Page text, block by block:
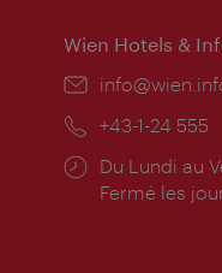
Wien Hotels &
E-
Téléphone:
+43-1-24 555
Horaires
d'ouverture:
Du Lundi au
Fermé les